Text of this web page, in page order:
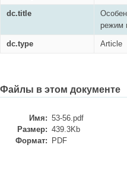
dc.title
режим
dc.type Article
Файлы в этом документе
Имя: 53-56.pdf
Размер: 439.3Kb
Формат:
PDF